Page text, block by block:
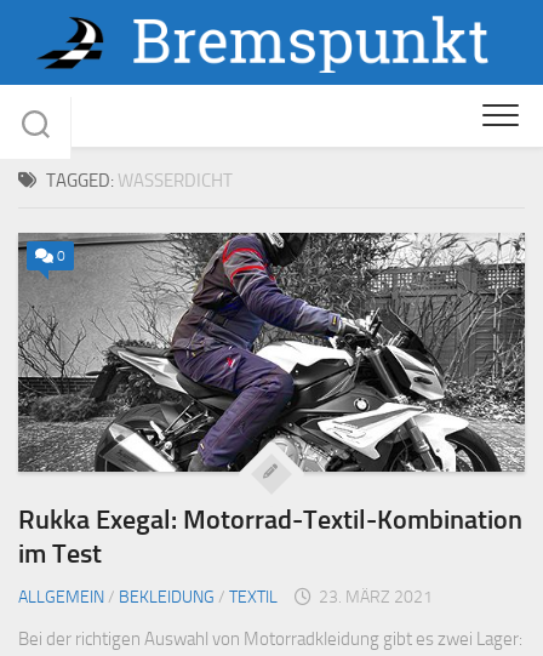
content
TAGGED: WASSERDICHT
0
Rukka Exegal: Motorrad-Textil-Kombination
im Test
ALLGEMEIN/ BEKLEIDUNG / TEXTIL 23. MÄRZ 2021
Bei der richtigen Auswahl von Motorradkleidung gibt es zwei Lager: